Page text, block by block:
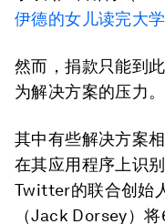
伊德的女儿读完大学
然而，捐款只能到
为解决方案的压力。
其中有些解决方案
在其应用程序上识
Twitter的联合创始
（Jack Dorsey）